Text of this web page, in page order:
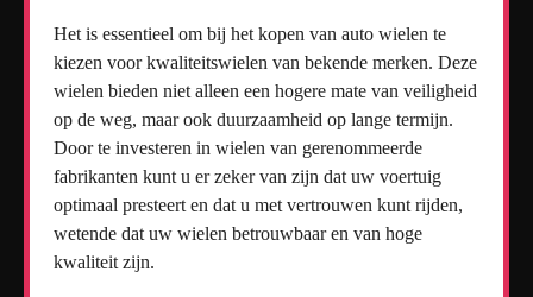
Het is essentieel om bij het kopen van auto wielen te
kiezen voor kwaliteitswielen van bekende merken. Deze
wielen bieden niet alleen een hogere mate van veiligheid
op de weg, maar ook duurzaamheid op lange termijn.
Door te investeren in wielen van gerenommeerde
fabrikanten kunt u er zeker van zijn dat uw voertuig
optimaal presteert en dat u met vertrouwen kunt rijden,
wetende dat uw wielen betrouwbaar en van hoge
kwaliteit zijn.